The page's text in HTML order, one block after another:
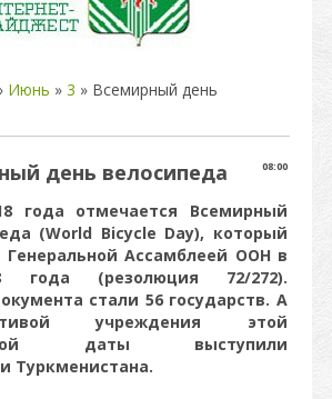
Июнь » 3 » Всемирный день
08:00
день велосипеда
года отмечается Всемирный
(World Bicycle Day), который
Генеральной Ассамблеей ООН в
года (резолюция 72/272).
стали 56 государств. А
учреждения этой
даты выступили
Туркменистана.